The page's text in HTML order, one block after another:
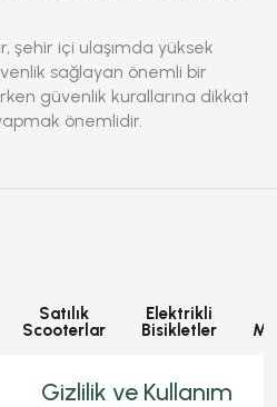
şehir içi ulaşımda yüksek
sağlayan önemli bir
güvenlik kurallarına dikkat
önemlidir.
Satılık
Scooterlar
Elektrikli
Bisikletler
Gizlilik ve Kullanım